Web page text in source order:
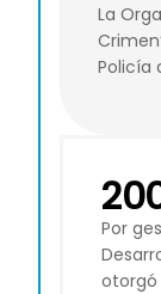
La
Policía
Por
otorgó